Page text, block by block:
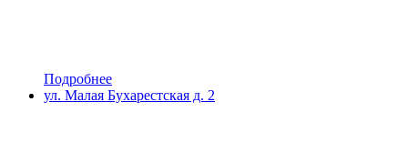
Подробнее
ул. Малая Бухарестская д. 2